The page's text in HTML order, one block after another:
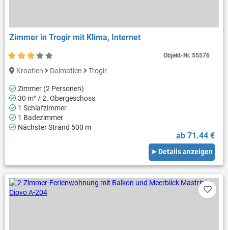
Zimmer in Trogir mit Klima, Internet
Kroatien Dalmatien Trogir
Zimmer (2 Personen)
30 m² / 2. Obergeschoss
1 Schlafzimmer
1 Badezimmer
Nächster Strand 500 m
ab 71.44 €
➤ Details anzeigen
Objekt-Nr.55576